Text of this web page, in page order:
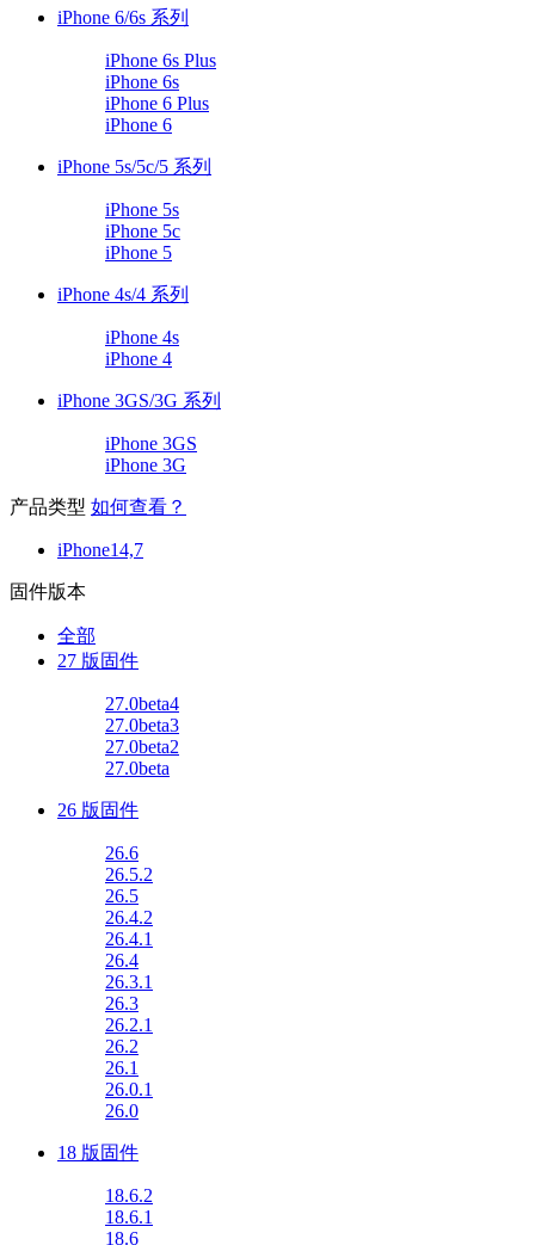
iPhone 6/6s 系列
iPhone 6s Plus
iPhone 6s
iPhone 6 Plus
iPhone 6
iPhone 5s/5c/5 系列
iPhone 5s
iPhone 5c
iPhone 5
iPhone 4s/4 系列
iPhone 4s
iPhone 4
iPhone 3GS/3G 系列
iPhone 3GS
iPhone 3G
产品类型 如何查看？
iPhone14,7
固件版本
全部
27 版固件
27.0beta4
27.0beta3
27.0beta2
27.0beta
26 版固件
26.6
26.5.2
26.5
26.4.2
26.4.1
26.4
26.3.1
26.3
26.2.1
26.2
26.1
26.0.1
26.0
18 版固件
18.6.2
18.6.1
18.6